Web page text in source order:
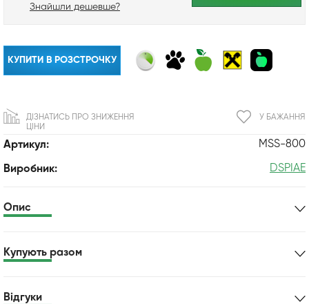
Артикул: MSS-800
Виробник: DSPIAE
Знайшли дешевше?
КУПИТИ В РОЗСТРОЧКУ
У БАЖАННЯ
ДІЗНАТИСЬ ПРО ЗНИЖЕННЯ
ЦІНИ
Опис
Купують разом
Відгуки